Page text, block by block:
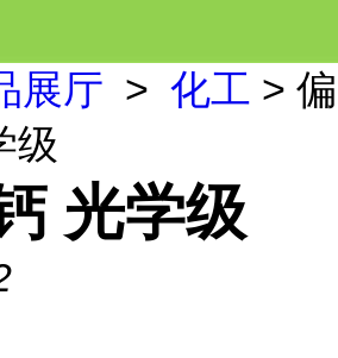
展厅 > 化工 > 偏
级
光学级